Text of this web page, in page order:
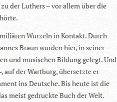
der Luthers – vor allem über die
Wur­zeln in Kon­takt. Durch
Braun wur­den hier, in sei­ner
und musi­schen Bil­dung gelegt. Und
auf der Wart­burg, über­setzte er
ins Deut­sche. Bis heute ist die
meist gedruckte Buch der Welt.